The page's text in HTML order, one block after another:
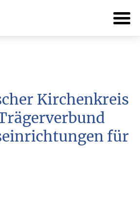
Kirchenkreis
für